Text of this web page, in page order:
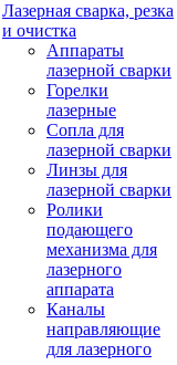
Лазерная сварка, резка
и очистка
Аппараты
лазерной сварки
Горелки
лазерные
Сопла для
лазерной сварки
Линзы для
лазерной сварки
Ролики
подающего
механизма для
лазерного
аппарата
Каналы
направляющие
для лазерного